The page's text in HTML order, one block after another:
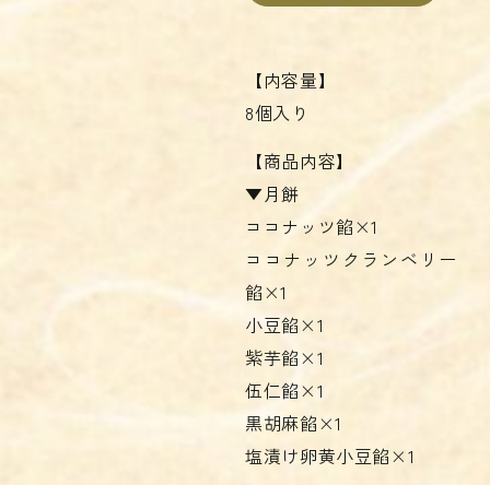
【内容量】
8個入り
【商品内容】
▼月餅
ココナッツ餡×1
ココナッツクランベリー
餡×1
小豆餡×1
紫芋餡×1
伍仁餡×1
黒胡麻餡×1
塩漬け卵黄小豆餡×1